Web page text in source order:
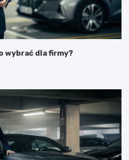
wybrać dla firmy?